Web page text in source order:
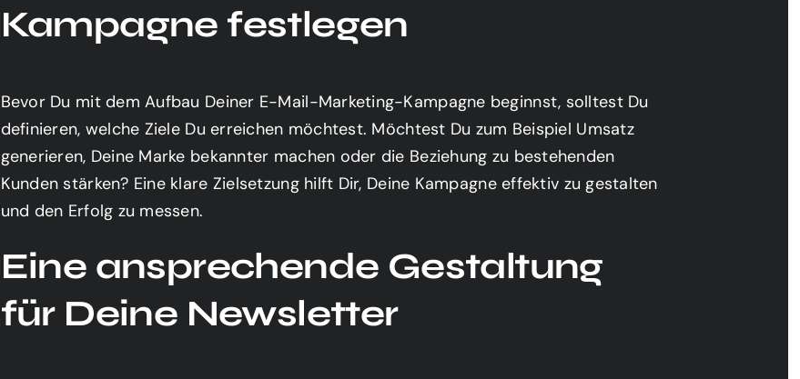
Kampagne festlegen
Bevor Du mit dem Aufbau Deiner E-Mail-Marketing-Kampagne beginnst, solltest Du
definieren, welche Ziele Du erreichen möchtest. Möchtest Du zum Beispiel Umsatz
generieren, Deine Marke bekannter machen oder die Beziehung zu bestehenden
Kunden stärken? Eine klare Zielsetzung hilft Dir, Deine Kampagne effektiv zu gestalten
und den Erfolg zu messen.
Eine ansprechende Gestaltung
für Deine Newsletter